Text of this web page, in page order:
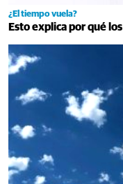
¿El tiempo vuela?
Esto explica por qué